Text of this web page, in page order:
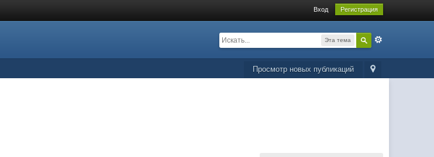
Вход Регистрация
Эта тема
Просмотр новых публикаций